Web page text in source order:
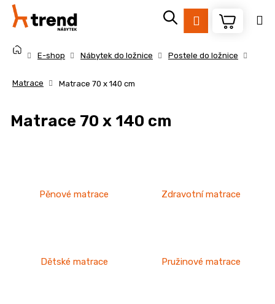
Přejít
obsah
Přihlášení
E-shop Nábytek do ložnice Postele do ložnice
Matrace Matrace 70 x 140 cm
Matrace 70 x 140 cm
Pěnové matrace Zdravotní matrace
Dětské matrace Pružinové matrace
Zpět
Zpět